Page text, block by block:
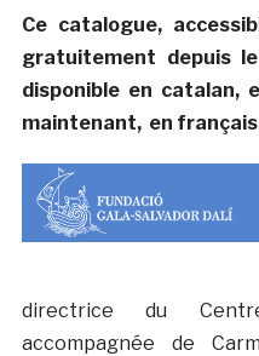
Ce catalogue,
gratuitement depuis
disponible en catalan,
maintenant, en
directrice du
accompagnée de